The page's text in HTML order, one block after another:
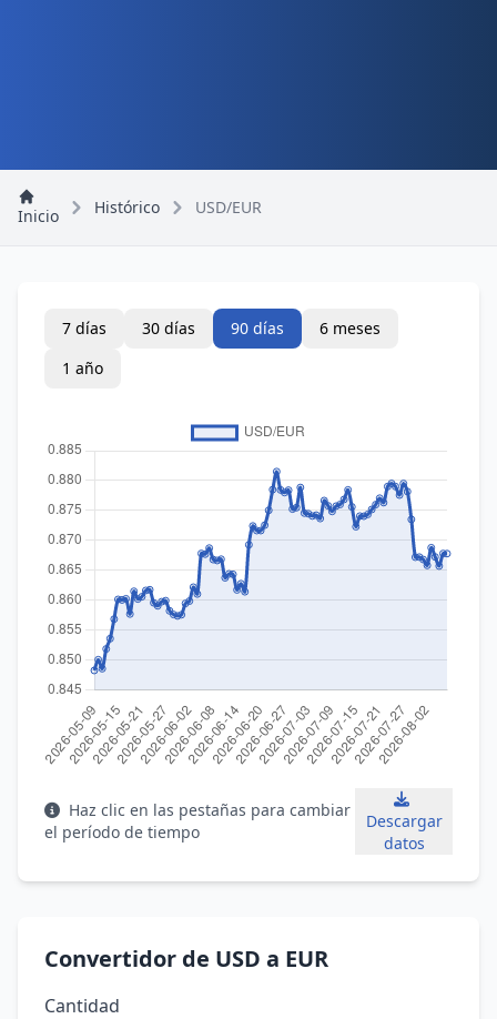
Inicio Histórico USD/EUR
7 días 30 días 90 días
6 meses
1 año
Haz clic en las pestañas para cambiar
el período de tiempo
Descargar
datos
Convertidor de USD a EUR
Cantidad